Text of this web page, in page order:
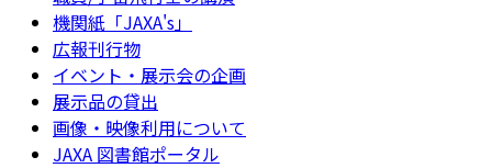
機関紙「JAXA's」
広報刊行物
イベント・展示会の企画
展示品の貸出
画像・映像利用について
JAXA 図書館ポータル